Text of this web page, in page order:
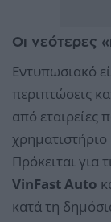
Οι νεότερες
Εντυπωσιακό
περιπτώσεις
από εταιρείες
χρηματιστήριο
Πρόκειται για
VinFast Auto
κατά τη